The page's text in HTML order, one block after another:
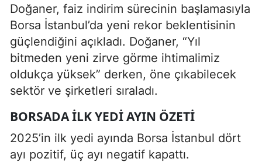
Doğaner, faiz indirim sürecinin başlamasıyla
Borsa İstanbul’da yeni rekor beklentisinin
güçlendiğini açıkladı. Doğaner, “Yıl
bitmeden yeni zirve görme ihtimalimiz
oldukça yüksek” derken, öne çıkabilecek
sektör ve şirketleri sıraladı.
BORSADA İLK YEDI AYIN ÖZETI
2025’in ilk yedi ayında Borsa İstanbul dört
ayı pozitif, üç ayı negatif kapattı.